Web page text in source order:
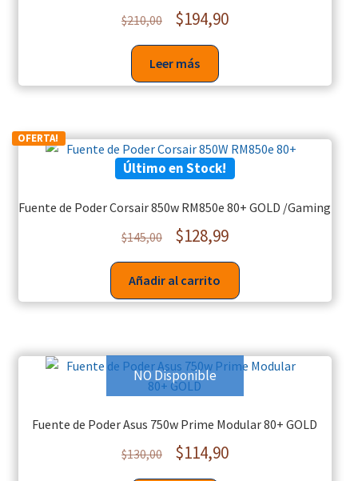
$210,00 $194,90
Leer más
OFERTA!
Último en Stock!
Fuente de Poder Corsair 850w RM850e 80+ GOLD /Gaming
$145,00 $128,99
Añadir al carrito
NO Disponible
Fuente de Poder Asus 750w Prime Modular 80+ GOLD
$130,00 $114,90